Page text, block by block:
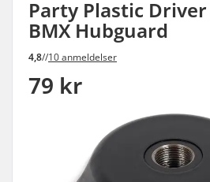
Party Plastic Driver
BMX Hubguard
4,8//10 anmeldelser
79 kr